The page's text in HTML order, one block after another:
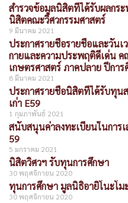
สำรวจข้อมูลนิสิตที่ได้รับผลกร
นิสิตคณะวิศวกรรมศาสตร์
9 มีนาคม 2021
ประกาศรายชื่อรายชื่อและวัน
กายและความประพฤติดีเด่น
เกษตรศาสตร์ ภาคปลาย ปีการ
8 มีนาคม 2021
ประกาศรายชื่อนิสิตที่ได้รับทุ
เก่า E59
1 กุมภาพันธ์ 2021
สนับสนุนค่าลงทะเบียนในการ
59
5 มกราคม 2021
นิสิตวิศวฯ รับทุนการศึกษา
30 พฤศจิกายน 2020
ทุนการศึกษา มูลนิธิอายิโนะโม
30 พฤศจิกายน 2020